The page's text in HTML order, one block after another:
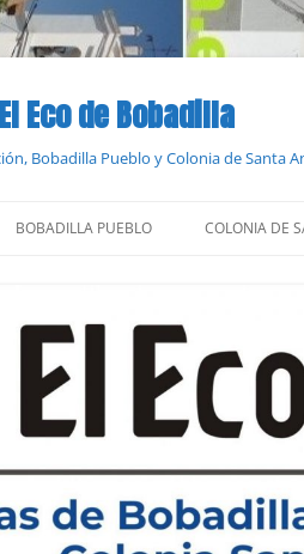
Eco de Bobadilla
Bobadilla Pueblo y Colonia de Santa
BOBADILLA PUEBLO COLONIA DE